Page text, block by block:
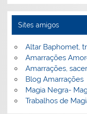
Sites amigos
Altar Baphomet,
Amarrações
Amarrações,
Blog Amarrações
Magia Negra-
Trabalhos de